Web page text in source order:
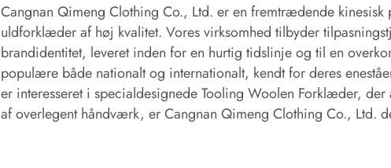
Cangnan Qimeng Clothing Co., Ltd. er en fremtrædende
uldforklæder af høj kvalitet. Vores virksomhed tilbyder
brandidentitet, leveret inden for en hurtig tidslinje og til en
populære både nationalt og internationalt, kendt for deres
er interesseret i specialdesignede Tooling Woolen Forklæder,
af overlegent håndværk, er Cangnan Qimeng Clothing Co., Ltd.